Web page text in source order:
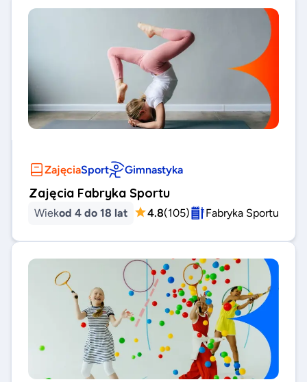
ZajęciaSport Gimnastyka
Zajęcia Fabryka Sportu
Wiekod 4 do 18 lat 4.8(105) Fabryka Sportu